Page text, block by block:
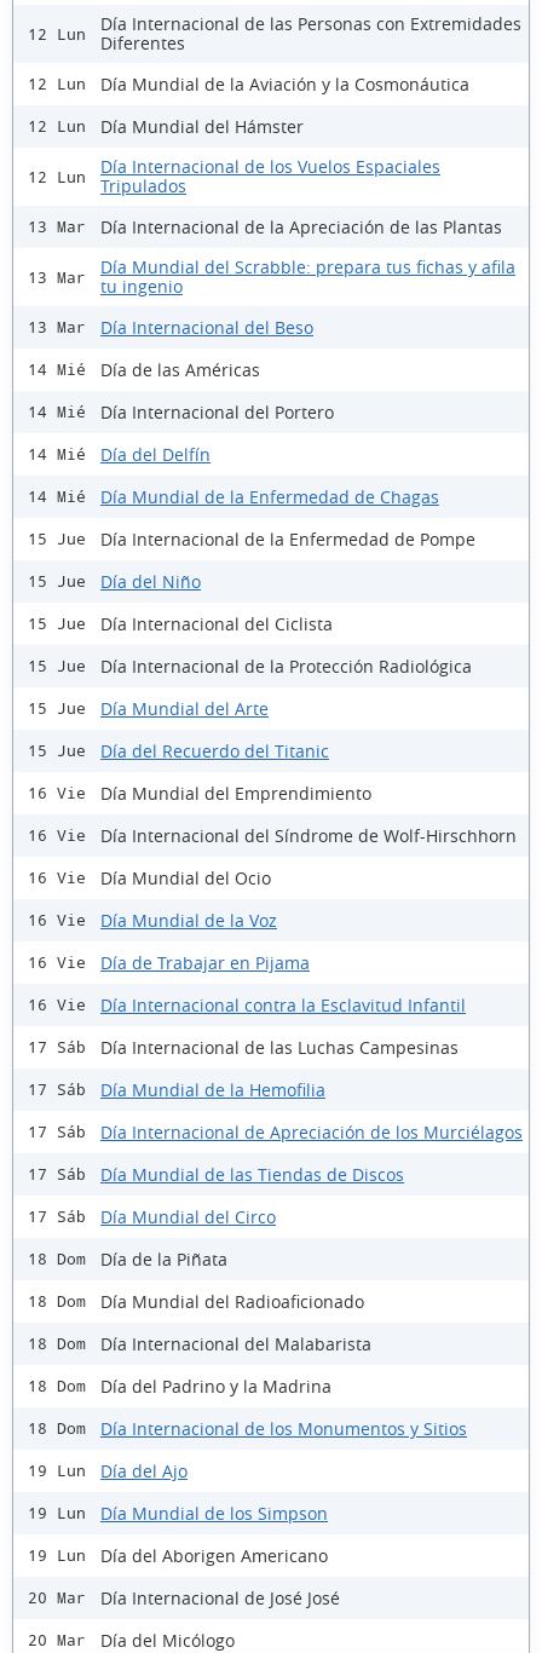
12 Lun
Día Internacional de las Personas con Extremidades
Diferentes
12 Lun Día Mundial de la Aviación y la Cosmonáutica
12 Lun Día Mundial del Hámster
12 Lun
Día Internacional de los Vuelos Espaciales
Tripulados
13 Mar Día Internacional de la Apreciación de las Plantas
13 Mar
Día Mundial del Scrabble: prepara tus fichas y afila
tu ingenio
13 Mar Día Internacional del Beso
14 Mié Día de las Américas
14 Mié Día Internacional del Portero
14 Mié Día del Delfín
14 Mié Día Mundial de la Enfermedad de Chagas
15 Jue Día Internacional de la Enfermedad de Pompe
15 Jue Día del Niño
15 Jue Día Internacional del Ciclista
15 Jue Día Internacional de la Protección Radiológica
15 Jue Día Mundial del Arte
15 Jue Día del Recuerdo del Titanic
16 Vie Día Mundial del Emprendimiento
16 Vie Día Internacional del Síndrome de Wolf-Hirschhorn
16 Vie Día Mundial del Ocio
16 Vie Día Mundial de la Voz
16 Vie Día de Trabajar en Pijama
16 Vie Día Internacional contra la Esclavitud Infantil
17 Sáb Día Internacional de las Luchas Campesinas
17 Sáb Día Mundial de la Hemofilia
17 Sáb Día Internacional de Apreciación de los Murciélagos
17 Sáb Día Mundial de las Tiendas de Discos
17 Sáb Día Mundial del Circo
18 Dom Día de la Piñata
18 Dom Día Mundial del Radioaficionado
18 Dom Día Internacional del Malabarista
18 Dom Día del Padrino y la Madrina
18 Dom Día Internacional de los Monumentos y Sitios
19 Lun Día del Ajo
19 Lun Día Mundial de los Simpson
19 Lun Día del Aborigen Americano
20 Mar Día Internacional de José José
20 Mar Día del Micólogo